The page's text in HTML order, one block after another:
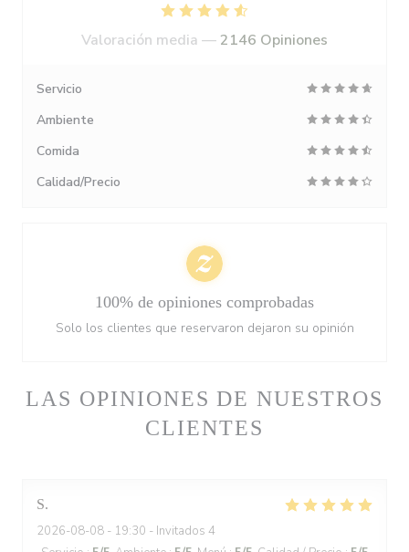
LAS OPINIONES DE NUESTROS
CLIENTES
S
2026-08-08 - 19:30 - Invitados 4
Valoración media — 2146 Opiniones
Servicio
Ambiente
Comida
Calidad/Precio
100% de opiniones comprobadas
Solo los clientes que reservaron dejaron su opinión